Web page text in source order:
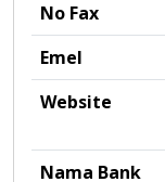
No Fax
Emel
Website
Nama Bank